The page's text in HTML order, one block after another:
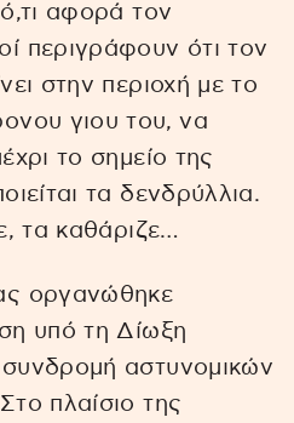
αφορά τον
περιγράφουν ότι τον
στην περιοχή με το
γιου του, να
το σημείο της
τα δενδρύλλια.
τα καθάριζε…
οργανώθηκε
υπό τη Δίωξη
αστυνομικών
πλαίσιο της